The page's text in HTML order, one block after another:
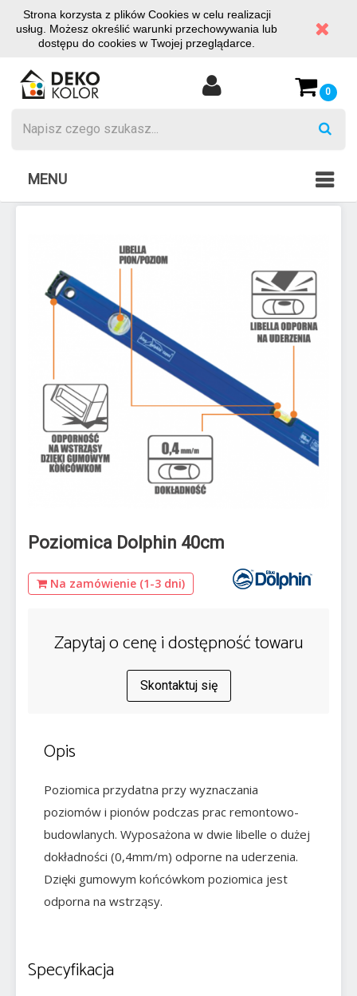
Strona korzysta z plików Cookies w celu realizacji
usług. Możesz określić warunki przechowywania lub
dostępu do cookies w Twojej przeglądarce.
0
MENU
Poziomica Dolphin 40cm
Na zamówienie (1-3 dni)
Zapytaj o cenę i dostępność towaru
Skontaktuj się
Opis
Poziomica przydatna przy wyznaczania
poziomów i pionów podczas prac remontowo-
budowlanych. Wyposażona w dwie libelle o dużej
dokładności (0,4mm/m) odporne na uderzenia.
Dzięki gumowym końcówkom poziomica jest
odporna na wstrząsy.
Specyfikacja